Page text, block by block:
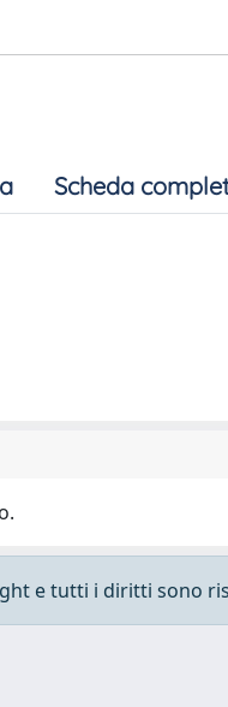
Scheda
e tutti i diritti sono